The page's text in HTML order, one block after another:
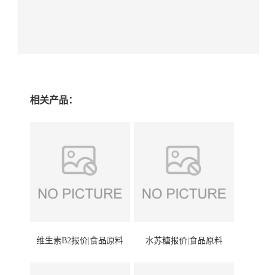
相关产品：
维生素B2报价|食品原料 水苏糖报价|食品原料